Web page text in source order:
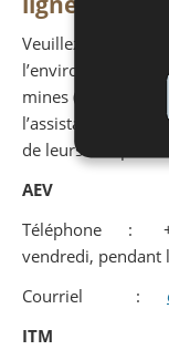
Veuillez contacter
l’environnement
mines (ITM) pour
l’assistant ou la
de leurs
AEV
Téléphone :
vendredi, pendant
Courriel :
ITM